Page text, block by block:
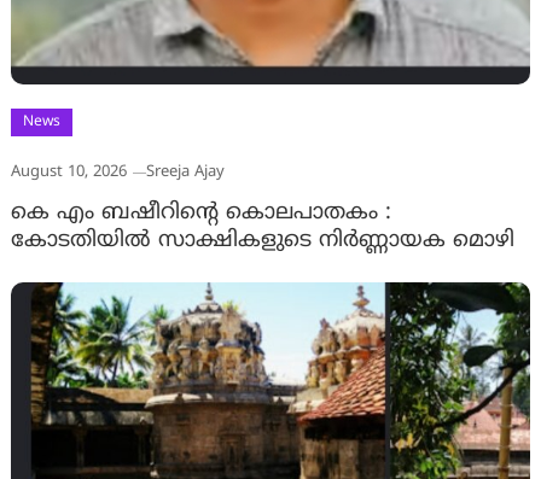
News
August 10, 2026 Sreeja Ajay
കെ എം ബഷീറിന്റെ കൊലപാതകം :
കോടതിയിൽ സാക്ഷികളുടെ നിർണ്ണായക മൊഴി